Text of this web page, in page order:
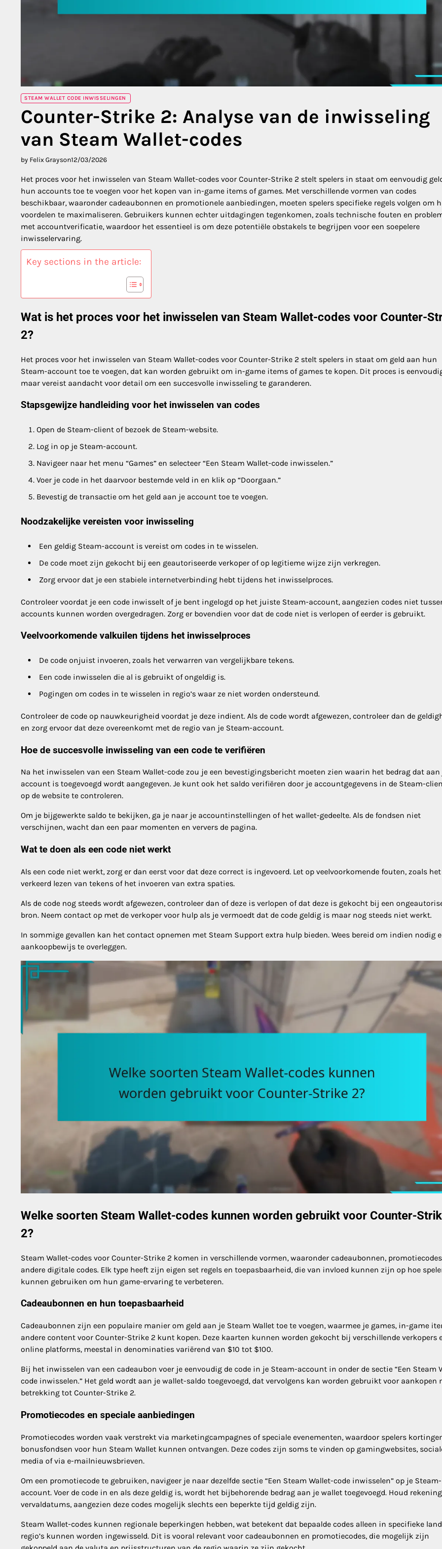
STEAM WALLET CODE INWISSELINGEN
Counter-Strike 2: Analyse van de inwisseling
van Steam Wallet-codes
by Felix Grayson12/03/2026
Het proces voor het inwisselen van Steam Wallet-codes voor Counter-Strike 2 stelt spelers in staat om eenvoudig
hun accounts toe te voegen voor het kopen van in-game items of games. Met verschillende vormen van codes
beschikbaar, waaronder cadeaubonnen en promotionele aanbiedingen, moeten spelers specifieke regels volgen om
voordelen te maximaliseren. Gebruikers kunnen echter uitdagingen tegenkomen, zoals technische fouten en
met accountverificatie, waardoor het essentieel is om deze potentiële obstakels te begrijpen voor een soepelere
inwisselervaring.
Key sections in the article:
Wat is het proces voor het inwisselen van Steam Wallet-codes voor Counter-
2?
Het proces voor het inwisselen van Steam Wallet-codes voor Counter-Strike 2 stelt spelers in staat om geld aan hun
Steam-account toe te voegen, dat kan worden gebruikt om in-game items of games te kopen. Dit proces is
maar vereist aandacht voor detail om een succesvolle inwisseling te garanderen.
Stapsgewijze handleiding voor het inwisselen van codes
Open de Steam-client of bezoek de Steam-website.
Log in op je Steam-account.
Navigeer naar het menu “Games” en selecteer “Een Steam Wallet-code inwisselen.”
Voer je code in het daarvoor bestemde veld in en klik op “Doorgaan.”
Bevestig de transactie om het geld aan je account toe te voegen.
Noodzakelijke vereisten voor inwisseling
Een geldig Steam-account is vereist om codes in te wisselen.
De code moet zijn gekocht bij een geautoriseerde verkoper of op legitieme wijze zijn verkregen.
Zorg ervoor dat je een stabiele internetverbinding hebt tijdens het inwisselproces.
Controleer voordat je een code inwisselt of je bent ingelogd op het juiste Steam-account, aangezien codes niet
accounts kunnen worden overgedragen. Zorg er bovendien voor dat de code niet is verlopen of eerder is gebruikt.
Veelvoorkomende valkuilen tijdens het inwisselproces
De code onjuist invoeren, zoals het verwarren van vergelijkbare tekens.
Een code inwisselen die al is gebruikt of ongeldig is.
Pogingen om codes in te wisselen in regio’s waar ze niet worden ondersteund.
Controleer de code op nauwkeurigheid voordat je deze indient. Als de code wordt afgewezen, controleer dan de
en zorg ervoor dat deze overeenkomt met de regio van je Steam-account.
Hoe de succesvolle inwisseling van een code te verifiëren
Na het inwisselen van een Steam Wallet-code zou je een bevestigingsbericht moeten zien waarin het bedrag dat aan
account is toegevoegd wordt aangegeven. Je kunt ook het saldo verifiëren door je accountgegevens in de Steam-
op de website te controleren.
Om je bijgewerkte saldo te bekijken, ga je naar je accountinstellingen of het wallet-gedeelte. Als de fondsen niet
verschijnen, wacht dan een paar momenten en ververs de pagina.
Wat te doen als een code niet werkt
Als een code niet werkt, zorg er dan eerst voor dat deze correct is ingevoerd. Let op veelvoorkomende fouten, zoals het
verkeerd lezen van tekens of het invoeren van extra spaties.
Als de code nog steeds wordt afgewezen, controleer dan of deze is verlopen of dat deze is gekocht bij een
bron. Neem contact op met de verkoper voor hulp als je vermoedt dat de code geldig is maar nog steeds niet werkt.
In sommige gevallen kan het contact opnemen met Steam Support extra hulp bieden. Wees bereid om indien nodig
aankoopbewijs te overleggen.
Welke soorten Steam Wallet-codes kunnen worden gebruikt voor Counter-
2?
Steam Wallet-codes voor Counter-Strike 2 komen in verschillende vormen, waaronder cadeaubonnen,
andere digitale codes. Elk type heeft zijn eigen set regels en toepasbaarheid, die van invloed kunnen zijn op hoe
kunnen gebruiken om hun game-ervaring te verbeteren.
Cadeaubonnen en hun toepasbaarheid
Cadeaubonnen zijn een populaire manier om geld aan je Steam Wallet toe te voegen, waarmee je games, in-game
andere content voor Counter-Strike 2 kunt kopen. Deze kaarten kunnen worden gekocht bij verschillende verkopers
online platforms, meestal in denominaties variërend van $10 tot $100.
Bij het inwisselen van een cadeaubon voer je eenvoudig de code in je Steam-account in onder de sectie “Een Steam
code inwisselen.” Het geld wordt aan je wallet-saldo toegevoegd, dat vervolgens kan worden gebruikt voor aankopen
betrekking tot Counter-Strike 2.
Promotiecodes en speciale aanbiedingen
Promotiecodes worden vaak verstrekt via marketingcampagnes of speciale evenementen, waardoor spelers
bonusfondsen voor hun Steam Wallet kunnen ontvangen. Deze codes zijn soms te vinden op gamingwebsites,
media of via e-mailnieuwsbrieven.
Om een promotiecode te gebruiken, navigeer je naar dezelfde sectie “Een Steam Wallet-code inwisselen” op je Steam-
account. Voer de code in en als deze geldig is, wordt het bijbehorende bedrag aan je wallet toegevoegd. Houd
vervaldatums, aangezien deze codes mogelijk slechts een beperkte tijd geldig zijn.
Steam Wallet-codes kunnen regionale beperkingen hebben, wat betekent dat bepaalde codes alleen in specifieke
regio’s kunnen worden ingewisseld. Dit is vooral relevant voor cadeaubonnen en promotiecodes, die mogelijk zijn